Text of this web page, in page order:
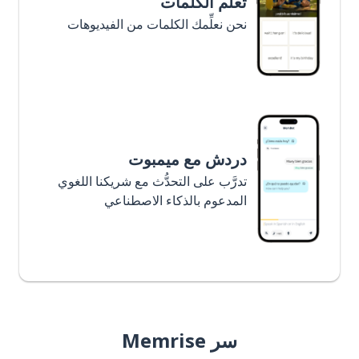
نحن نعلِّمك الكلمات من الفيديوهات
دردش مع ميمبوت
تدرَّب على التحدُّث مع شريكنا اللغوي
المدعوم بالذكاء الاصطناعي
سر Memrise